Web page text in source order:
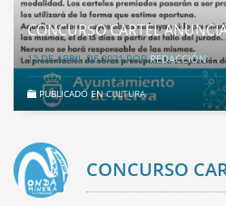
CONCURSO CARTEL
12 DE ABRIL DE 2021PORREDACCIÓN
PUBLICADO ENCULTURA
CONCURSO